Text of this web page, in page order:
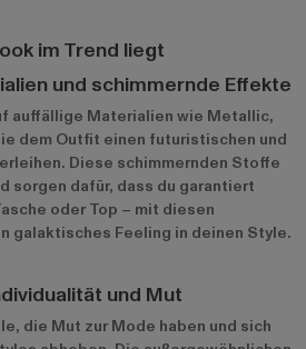
im Trend liegt
und schimmernde Effekte
auffällige Materialien wie Metallic,
dem Outfit einen futuristischen und
Diese schimmernden Stoffe
sorgen dafür, dass du garantiert
oder Top – mit diesen
galaktisches Feeling in deinen Style.
und Mut
die Mut zur Mode haben und sich